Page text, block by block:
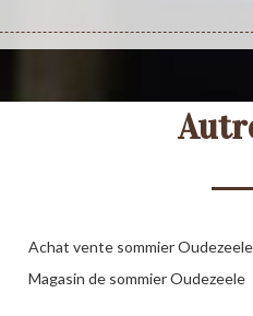
Achat vente sommier Oudezeele
Magasin de sommier Oudezeele